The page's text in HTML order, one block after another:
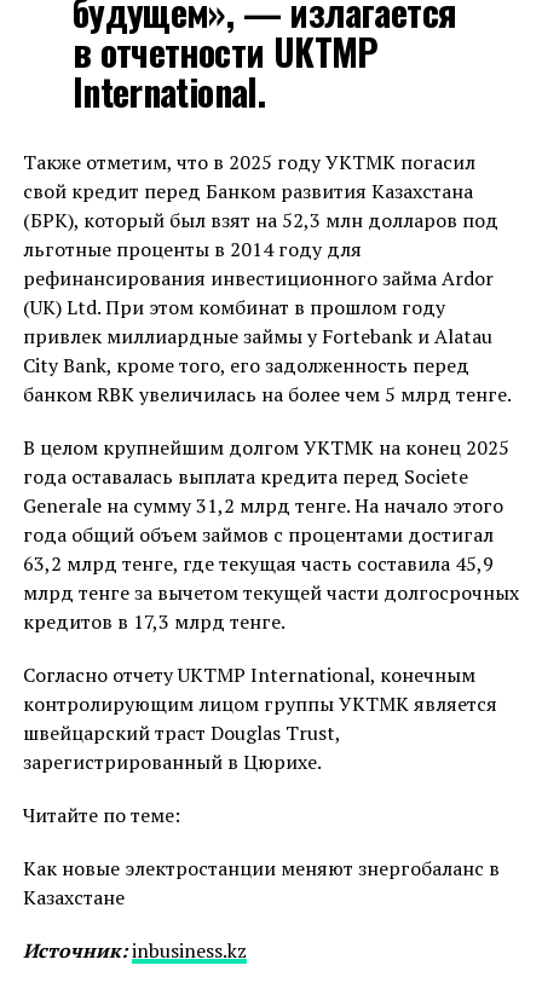
будущем», — излагается
в отчетности UKTMP
International.
Также отметим, что в 2025 году УКТМК погасил
свой кредит перед Банком развития Казахстана
(БРК), который был взят на 52,3 млн долларов под
льготные проценты в 2014 году для
рефинансирования инвестиционного займа Ardor
(UK) Ltd. При этом комбинат в прошлом году
привлек миллиардные займы у Fortebank и Alatau
City Bank, кроме того, его задолженность перед
банком RBK увеличилась на более чем 5 млрд тенге.
В целом крупнейшим долгом УКТМК на конец 2025
года оставалась выплата кредита перед Societe
Generale на сумму 31,2 млрд тенге. На начало этого
года общий объем займов с процентами достигал
63,2 млрд тенге, где текущая часть составила 45,9
млрд тенге за вычетом текущей части долгосрочных
кредитов в 17,3 млрд тенге.
Согласно отчету UKTMP International, конечным
контролирующим лицом группы УКТМК является
швейцарский траст Douglas Trust,
зарегистрированный в Цюрихе.
Читайте по теме:
Как новые электростанции меняют знергобаланс в
Казахстане
Источник:inbusiness.kz